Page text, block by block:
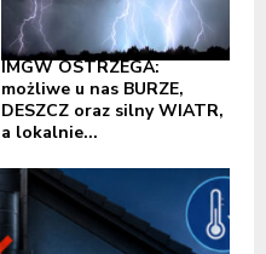
IMGW OSTRZEGA:
możliwe u nas BURZE,
DESZCZ oraz silny WIATR,
a lokalnie...